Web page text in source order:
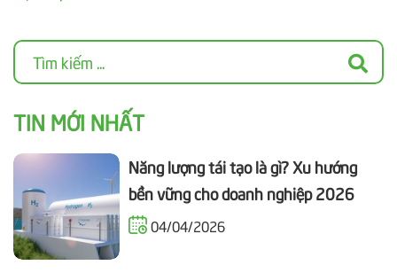
TIN MỚI NHẤT
Năng lượng tái tạo là gì? Xu hướng
bền vững cho doanh nghiệp 2026
04/04/2026